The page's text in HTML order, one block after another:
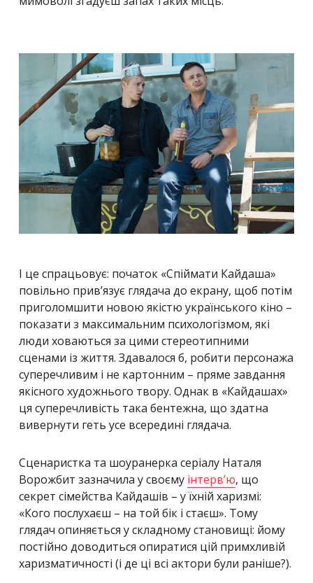
І це спрацьовує: початок «Спіймати Кайдаша»
повільно прив’язує глядача до екрану, щоб потім
приголомшити новою якістю українського кіно –
показати з максимальним психологізмом, які
люди ховаються за цими стереотипними
сценами із життя. Здавалося б, робити персонажа
суперечливим і не картонним – пряме завдання
якісного художнього твору. Однак в «Кайдашах»
ця суперечливість така бентежна, що здатна
вивернути геть усе всередині глядача.
Сценаристка та шоуранерка серіалу Наталя
Ворожбит зазначила у своєму інтерв’ю, що
секрет сімейства Кайдашів – у їхній харизмі:
«Кого послухаєш – на той бік і стаєш». Тому
глядач опиняється у складному становищі: йому
постійно доводиться опиратися цій примхливій
харизматичності (і де ці всі актори були раніше?).